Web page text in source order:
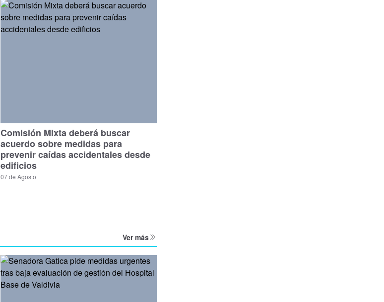
Comisión Mixta deberá buscar
acuerdo sobre medidas para
prevenir caídas accidentales desde
edificios
07 de Agosto
Ver más